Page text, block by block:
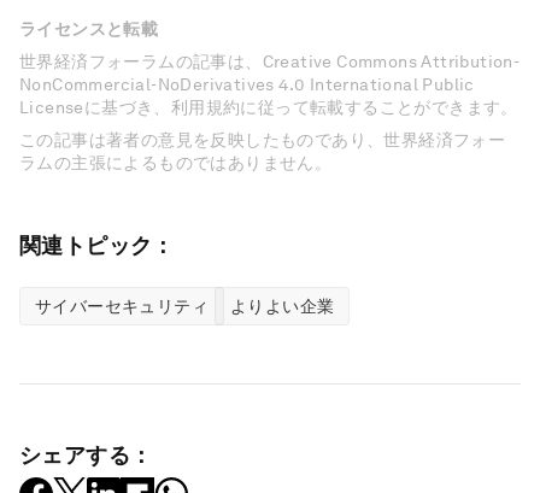
ライセンスと転載
世界経済フォーラムの記事は、Creative Commons Attribution-
NonCommercial-NoDerivatives 4.0 International Public
Licenseに基づき、利用規約に従って転載することができます。
この記事は著者の意見を反映したものであり、世界経済フォー
ラムの主張によるものではありません。
関連トピック：
サイバーセキュリティ よりよい企業
シェアする：